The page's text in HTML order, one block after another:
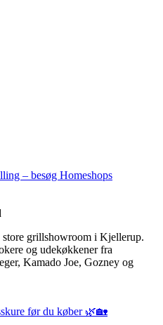
– besøg Homeshops
store grillshowroom i Kjellerup.
og udekøkkener fra
Kamado Joe, Gozney og